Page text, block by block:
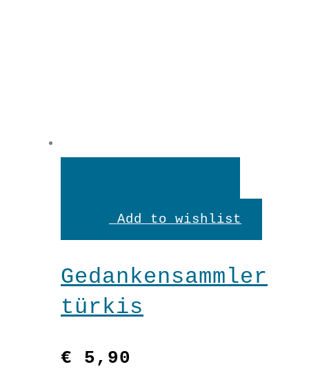
Add to wishlist
Gedankensammler
türkis
€ 5,90